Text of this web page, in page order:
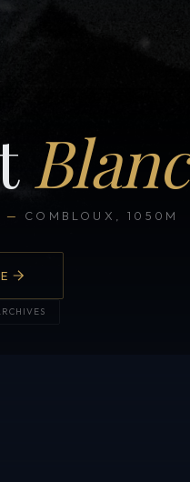
Blanc
— COMBLOUX, 1050M